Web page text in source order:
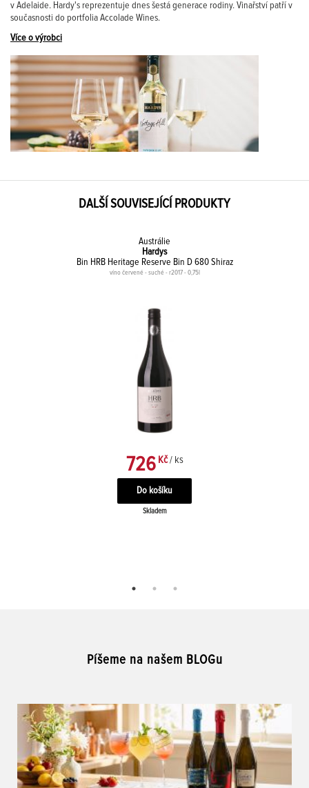
v Adelaide. Hardy's reprezentuje dnes šestá generace rodiny. Vinařství patří v
současnosti do portfolia Accolade Wines.
Více o výrobci
DALŠÍ SOUVISEJÍCÍ PRODUKTY
Austrálie
Hardys
Bin HRB Heritage Reserve Bin D 680 Shiraz
víno červené - suché - r2017 - 0,75l
726 Kč / ks
Skladem
Píšeme na našem BLOGu